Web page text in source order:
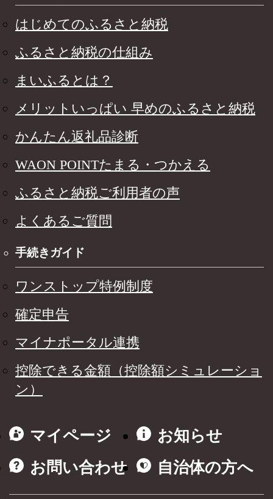
はじめてのふるさと納税
ふるさと納税の仕組み
まいふるとは？
メリットいっぱい 早めのふるさと納税
かんたん返礼品診断
WAON POINTたまる・つかえる
ふるさと納税ご利用者の声
よくあるご質問
手続きガイド
ワンストップ特例制度
確定申告
マイナポータル連携
控除できる金額（控除額シミュレーショ
ン）
マイページ
お知らせ
お問い合わせ
自治体の方へ